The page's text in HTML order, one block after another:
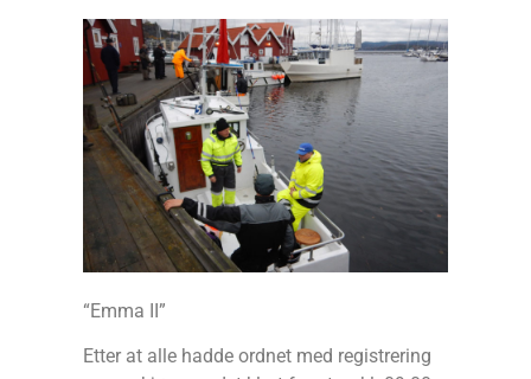
“Emma II”
Etter at alle hadde ordnet med registrering